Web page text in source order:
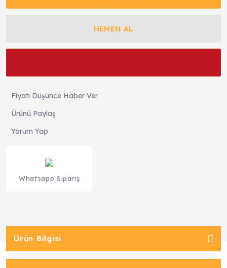
HEMEN AL
Fiyatı Düşünce Haber Ver
Ürünü Paylaş
Yorum Yap
Whatsapp Sipariş
Ürün Bilgisi